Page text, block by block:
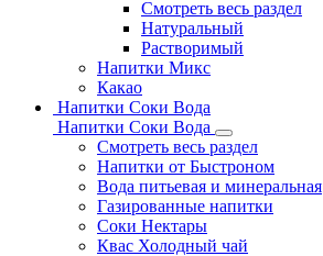
Смотреть весь раздел
Натуральный
Растворимый
Напитки Микс
Какао
Напитки Соки Вода
Напитки Соки Вода
Смотреть весь раздел
Напитки от Быстроном
Вода питьевая и минеральная
Газированные напитки
Соки Нектары
Квас Холодный чай